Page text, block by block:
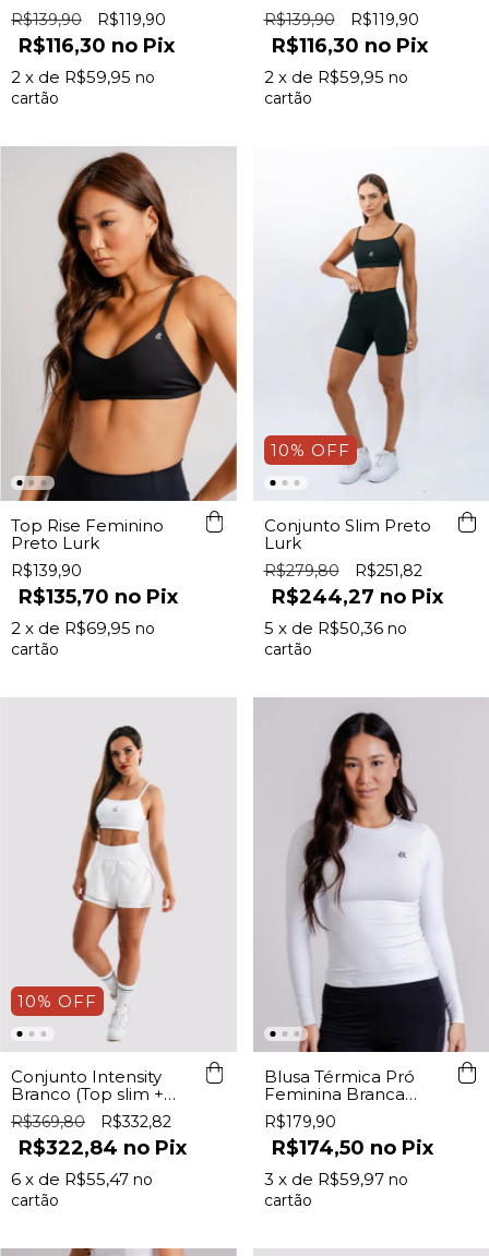
R$139,90 R$119,90
R$116,30 Pix
2 x de R$59,95
R$139,90 R$119,90
R$116,30 Pix
2 x de R$59,95
Top Rise Feminino
Preto Lurk
R$139,90
R$135,70 Pix
2 x de R$69,95
10% OFF
Conjunto Slim Preto
Lurk
R$279,80 R$251,82
R$244,27 Pix
5 x de R$50,36
10% OFF
Conjunto Intensity
Branco (Top slim +
Shorts 2 em 1)
R$369,80 R$332,82
R$322,84 Pix
6 x de R$55,47
Blusa Térmica Pró
Feminina Branca
Lurk
R$179,90
R$174,50 Pix
3 x de R$59,97